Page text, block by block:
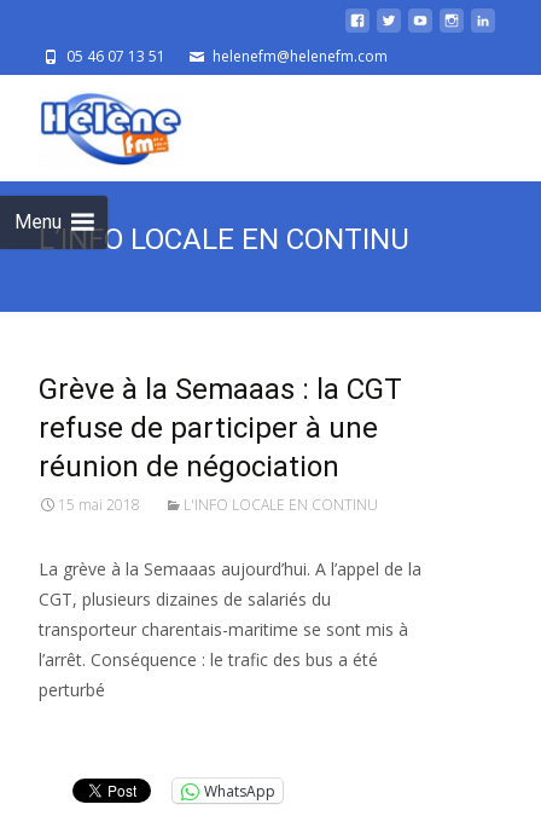
05 46 07 13 51 helenefm@helenefm.com
Menu
L’INFO LOCALE EN CONTINU
Grève à la Semaaas : la CGT
refuse de participer à une
réunion de négociation
15 mai 2018 L'INFO LOCALE EN CONTINU
La grève à la Semaaas aujourd’hui. A l’appel de la
CGT, plusieurs dizaines de salariés du
transporteur charentais-maritime se sont mis à
l’arrêt. Conséquence : le trafic des bus a été
perturbé
WhatsApp